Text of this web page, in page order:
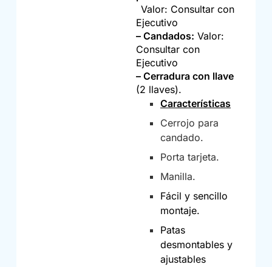
Valor: Consultar con
Ejecutivo
– Candados: Valor:
Consultar con
Ejecutivo
– Cerradura con llave
(2 llaves).
Características
Cerrojo para
candado.
Porta tarjeta.
Manilla.
Fácil y sencillo
montaje.
Patas
desmontables y
ajustables